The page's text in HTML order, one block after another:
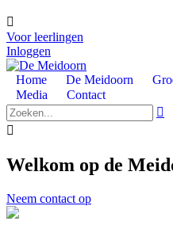

Voor leerlingen
Inloggen
Home De Meidoorn
Media
Contact


Welkom op de
Neem contact op